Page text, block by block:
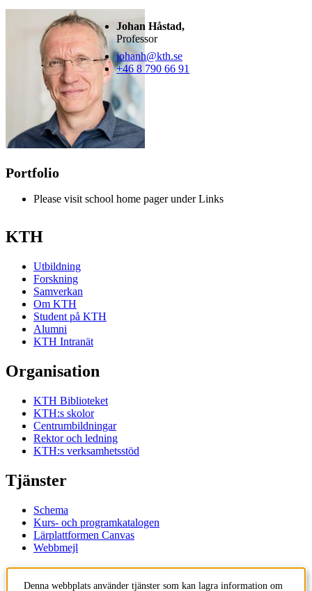
Johan Håstad,
Professor
johanh@kth.se
+46 8 790 66 91
Portfolio
Please visit school home pager under Links
KTH
Utbildning
Forskning
Samverkan
Om KTH
Student på KTH
Alumni
KTH Intranät
Organisation
KTH Biblioteket
KTH:s skolor
Centrumbildningar
Rektor och ledning
KTH:s verksamhetsstöd
Tjänster
Schema
Kurs- och programkatalogen
Lärplattformen Canvas
Webbmejl
Denna webbplats använder tjänster som kan lagra information om